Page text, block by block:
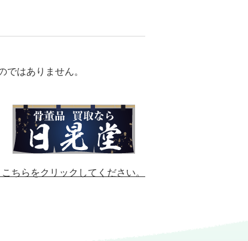
ではありません。
こちらをクリックしてください。